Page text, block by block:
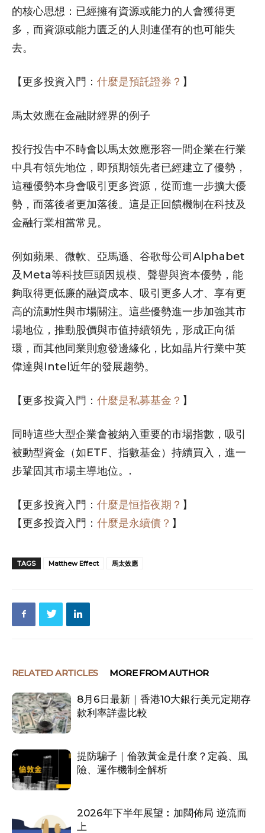
的核心思想：已經擁有資源或能力的人會獲得更
多，而資源或能力匱乏的人則連僅有的也可能失
去。
【更多投資入門： 什麼是預託證券？ 】
馬太效應在金融財經界的例子
投行投告中不時會以馬太效應形容一間企業在行業
中具有領先地位，即預期領先者已經建立了優勢，
這種優勢本身會吸引更多資源，從而進一步擴大優
勢，而落後者更加落後。這是正回饋機制在科技及
金融行業相當常見。
例如蘋果、微軟、亞馬遜、谷歌母公司Alphabet
及Meta等科技巨頭因規模、聲譽與資本優勢，能
夠取得更低廉的融資成本、吸引更多人才、享有更
高的流動性與市場關注。這些優勢進一步加強其市
場地位，推動股價與市值持續領先，形成正向循
環，而其他同業則愈發邊緣化，比如晶片行業中英
偉達與Intel近年的發展趨勢。
【更多投資入門： 什麼是私募基金？ 】
同時這些大型企業會被納入重要的市場指數，吸引
被動型資金（如ETF、指數基金）持續買入，進一
步鞏固其市場主導地位。.
【更多投資入門： 什麼是恒指夜期？ 】
【更多投資入門： 什麼是永續債？ 】
TAGS Matthew Effect 馬太效應
RELATED ARTICLES MORE FROM AUTHOR
8月6日最新｜香港10大銀行美元定期存
款利率詳盡比較
提防騙子｜倫敦黃金是什麼？定義、風
險、運作機制全解析
2026年下半年展望︰加闊佈局 逆流而
上